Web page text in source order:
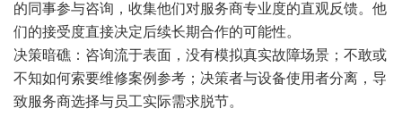
的同事参与咨询，收集他们对服务商专业度的直观反馈。他
们的接受度直接决定后续长期合作的可能性。
决策暗礁：咨询流于表面，没有模拟真实故障场景；不敢或
不知如何索要维修案例参考；决策者与设备使用者分离，导
致服务商选择与员工实际需求脱节。